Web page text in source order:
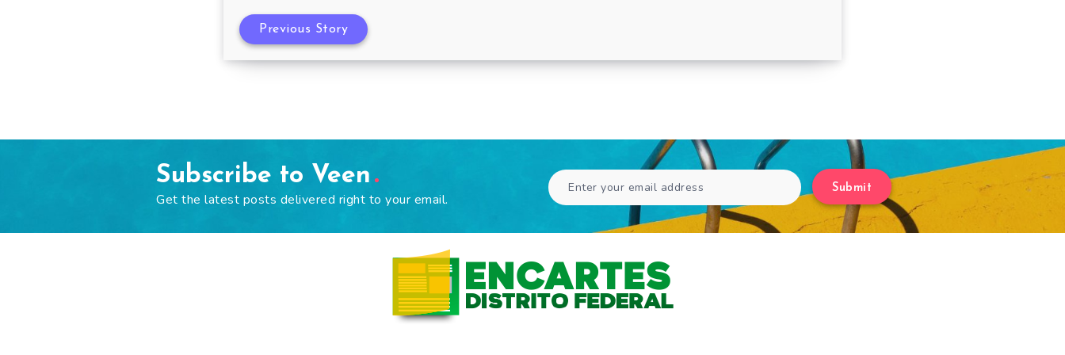
Previous Story
Subscribe to Veen
Get the latest posts delivered right to your email.
Submit